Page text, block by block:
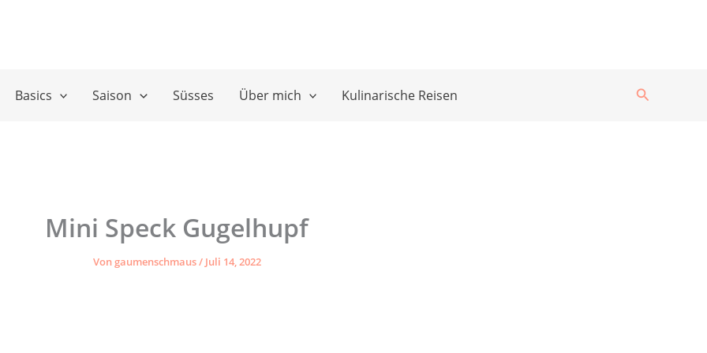
Basics Saison Süsses Über mich Kulinarische Reisen Suchen
Mini Speck Gugelhupf
Vongaumenschmaus/ Juli 14, 2022